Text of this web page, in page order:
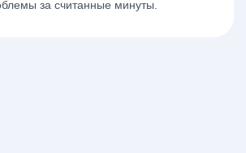
за считанные минуты.